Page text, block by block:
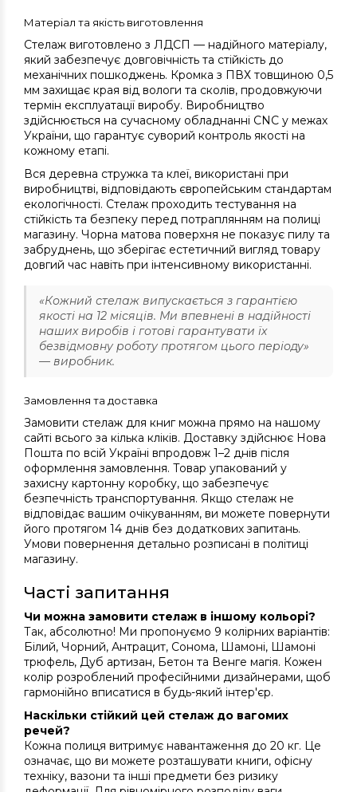
Матеріал та якість виготовлення
Стелаж виготовлено з ЛДСП — надійного матеріалу,
який забезпечує довговічність та стійкість до
механічних пошкоджень. Кромка з ПВХ товщиною 0,5
мм захищає края від вологи та сколів, продовжуючи
термін експлуатації виробу. Виробництво
здійснюється на сучасному обладнанні CNC у межах
України, що гарантує суворий контроль якості на
кожному етапі.
Вся деревна стружка та клеї, використані при
виробництві, відповідають європейським стандартам
екологічності. Стелаж проходить тестування на
стійкість та безпеку перед потраплянням на полиці
магазину. Чорна матова поверхня не показує пилу та
забруднень, що зберігає естетичний вигляд товару
довгий час навіть при інтенсивному використанні.
«Кожний стелаж випускається з гарантією
якості на 12 місяців. Ми впевнені в надійності
наших виробів і готові гарантувати їх
безвідмовну роботу протягом цього періоду»
— виробник.
Замовлення та доставка
Замовити стелаж для книг можна прямо на нашому
сайті всього за кілька кліків. Доставку здійснює Нова
Пошта по всій Україні впродовж 1–2 днів після
оформлення замовлення. Товар упакований у
захисну картонну коробку, що забезпечує
безпечність транспортування. Якщо стелаж не
відповідає вашим очікуванням, ви можете повернути
його протягом 14 днів без додаткових запитань.
Умови повернення детально розписані в політиці
магазину.
Часті запитання
Чи можна замовити стелаж в іншому кольорі?
Так, абсолютно! Ми пропонуємо 9 колірних варіантів:
Білий, Чорний, Антрацит, Сонома, Шамоні, Шамоні
трюфель, Дуб артизан, Бетон та Венге магія. Кожен
колір розроблений професійними дизайнерами, щоб
гармонійно вписатися в будь-який інтер'єр.
Наскільки стійкий цей стелаж до вагомих
речей?
Кожна полиця витримує навантаження до 20 кг. Це
означає, що ви можете розташувати книги, офісну
техніку, вазони та інші предмети без ризику